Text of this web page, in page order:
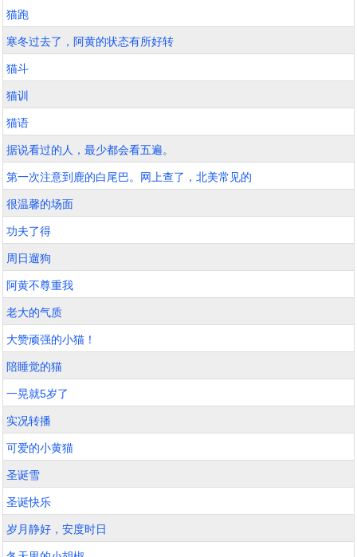
猫跑
寒冬过去了，阿黄的状态有所好转
猫斗
猫训
猫语
据说看过的人，最少都会看五遍。
第一次注意到鹿的白尾巴。网上查了，北美常见的
很温馨的场面
功夫了得
周日遛狗
阿黄不尊重我
老大的气质
大赞顽强的小猫！
陪睡觉的猫
一晃就5岁了
实况转播
可爱的小黄猫
圣诞雪
圣诞快乐
岁月静好，安度时日